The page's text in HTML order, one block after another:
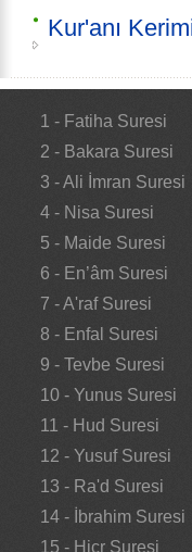
Kur'anı
1 - Fatiha Suresi
2 - Bakara Suresi
3 - Ali İmran Suresi
4 - Nisa Suresi
5 - Maide Suresi
6 - En’âm Suresi
7 - A'raf Suresi
8 - Enfal Suresi
9 - Tevbe Suresi
10 - Yunus Suresi
11 - Hud Suresi
12 - Yusuf Suresi
13 - Ra'd Suresi
14 - İbrahim Suresi
15 - Hicr Suresi